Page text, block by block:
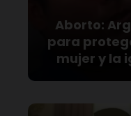
Aborto:
para
mujer y la